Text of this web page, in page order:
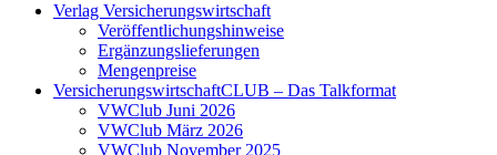
Verlag Versicherungswirtschaft
Veröffentlichungshinweise
Ergänzungslieferungen
Mengenpreise
VersicherungswirtschaftCLUB – Das Talkformat
VWClub Juni 2026
VWClub März 2026
VWClub November 2025